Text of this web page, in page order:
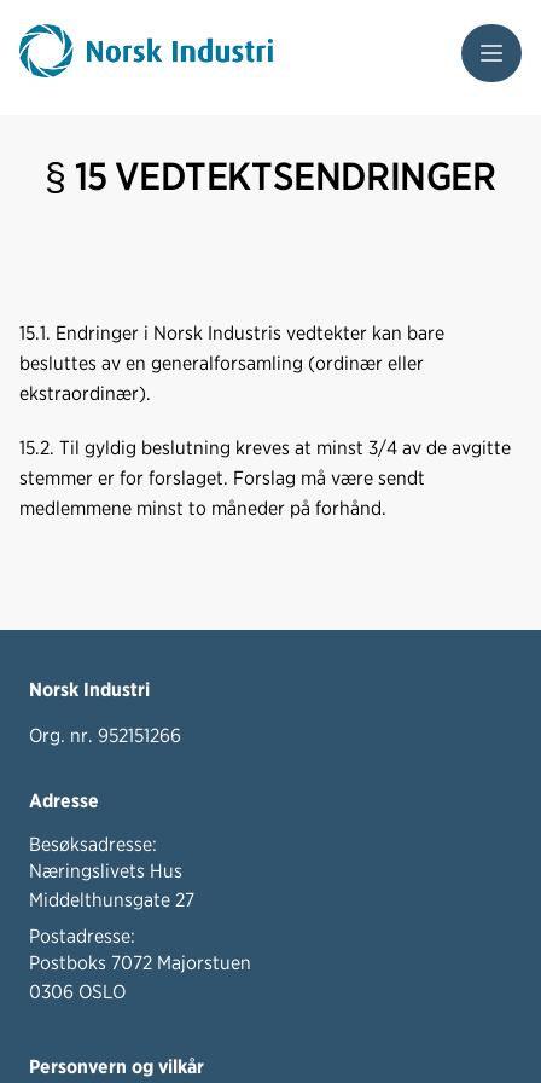
Meny
§ 15 VEDTEKTSENDRINGER
15.1. Endringer i Norsk Industris vedtekter kan bare
besluttes av en generalforsamling (ordinær eller
ekstraordinær).
15.2. Til gyldig beslutning kreves at minst 3/4 av de avgitte
stemmer er for forslaget. Forslag må være sendt
medlemmene minst to måneder på forhånd.
Norsk Industri
Org. nr. 952151266
Adresse
Besøksadresse:
Næringslivets Hus
Middelthunsgate 27
Postadresse:
Postboks 7072 Majorstuen
0306 OSLO
Personvern og vilkår